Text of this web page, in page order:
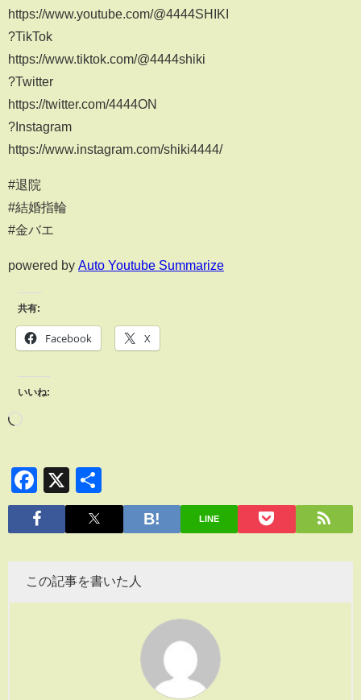
https://www.youtube.com/@4444SHIKI
?TikTok
https://www.tiktok.com/@4444shiki
?Twitter
https://twitter.com/4444ON
?Instagram
https://www.instagram.com/shiki4444/
#退院
#結婚指輪
#金バエ
powered by Auto Youtube Summarize
共有:
Facebook X
いいね:
Facebook
X
有
LINE
この記事を書いた人